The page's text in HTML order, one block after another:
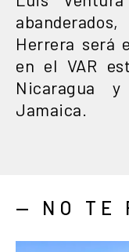
Herrera será
en el VAR
Nicaragua
Jamaica.
— NO TE